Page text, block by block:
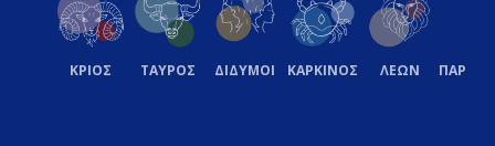
ΚΡΙΟΣ ΤΑΥΡΟΣ ΔΙΔΥΜΟΙ ΚΑΡΚΙΝΟΣ ΛΕΩΝ